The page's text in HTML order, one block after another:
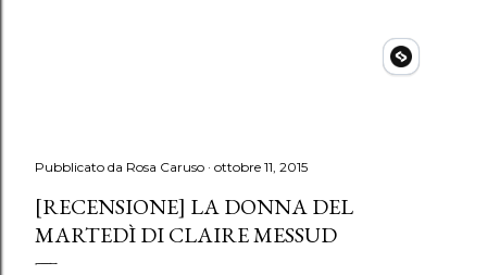
Pubblicato da Rosa Caruso ottobre 11, 2015
[RECENSIONE] LA DONNA DEL
MARTEDÌ DI CLAIRE MESSUD